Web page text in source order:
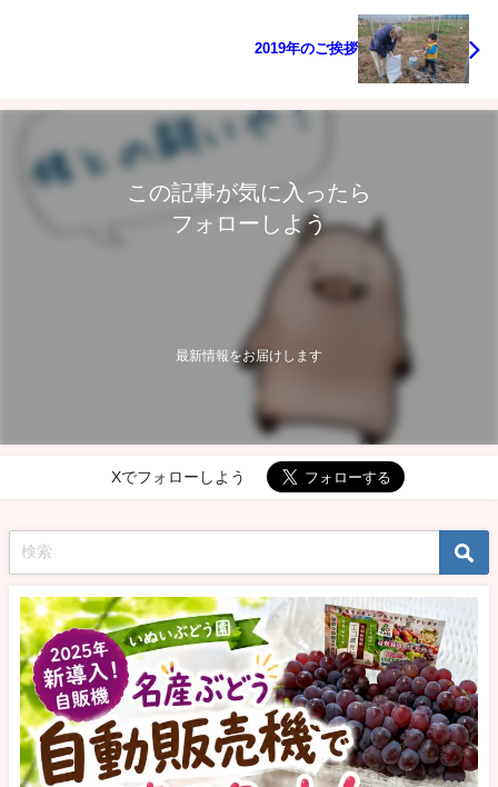
2019年のご挨拶
この記事が気に入ったら
フォローしよう
最新情報をお届けします
Xでフォローしよう